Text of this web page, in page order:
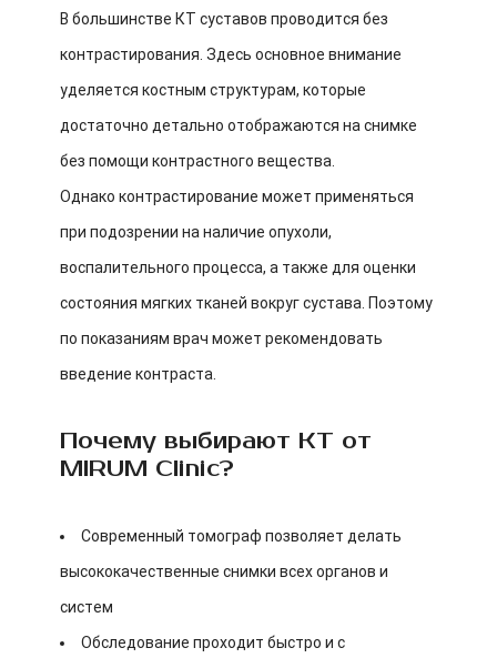
В большинстве КТ суставов проводится без
контрастирования. Здесь основное внимание
уделяется костным структурам, которые
достаточно детально отображаются на снимке
без помощи контрастного вещества.
Однако контрастирование может применяться
при подозрении на наличие опухоли,
воспалительного процесса, а также для оценки
состояния мягких тканей вокруг сустава. Поэтому
по показаниям врач может рекомендовать
введение контраста.
Почему выбирают КТ от
MIRUM Clinic?
Современный томограф позволяет делать
высококачественные снимки всех органов и
систем
Обследование проходит быстро и с